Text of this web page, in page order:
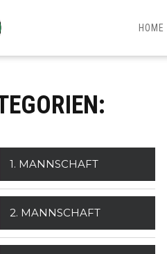
HOME
1. MANNSCHAFT
2. MANNSCHAFT